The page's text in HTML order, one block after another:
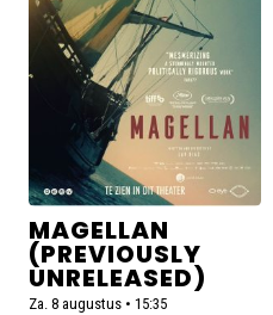
Unreleased)
MAGELLAN
(PREVIOUSLY
UNRELEASED)
Za. 8 augustus • 15:35